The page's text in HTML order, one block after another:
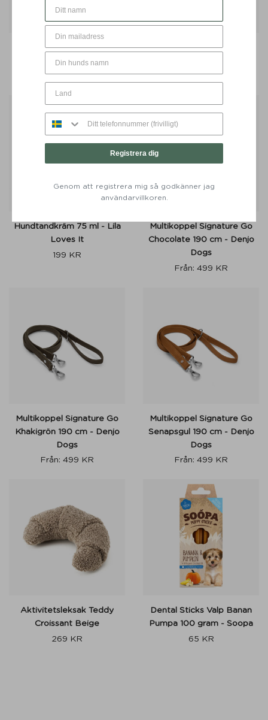
Hundsele Signature Go
Khakigrön - Denjo Dogs
Från:699KR
Hundsele Signature Go
Från:699KR
Hundtandkräm 75 ml - Lila
Loves It
199 KR
Multikoppel Signature Go
Chocolate 190 cm - Denjo
Dogs
Från: 499 KR
Multikoppel Signature Go
Khakigrön 190 cm - Denjo
Dogs
Från: 499 KR
Multikoppel Signature Go
Senapsgul 190 cm - Denjo
Dogs
Från: 499 KR
Aktivitetsleksak Teddy
Croissant Beige
269 KR
Dental Sticks Valp Banan
Pumpa 100 gram - Soopa
65 KR
Registrera dig
Genom att registrera mig så godkänner jag
användarvillkoren.